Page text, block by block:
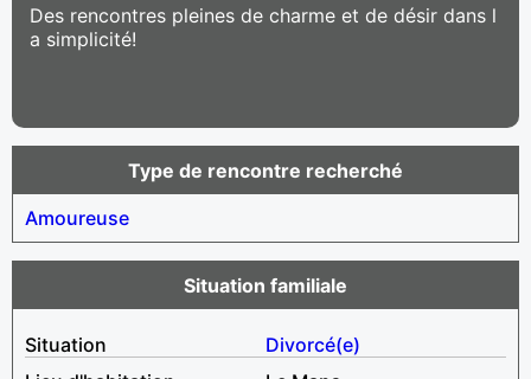
Des rencontres pleines de charme et de désir dans l
a simplicité!
Type de rencontre recherché
Amoureuse
Situation familiale
Situation
Divorcé(e)